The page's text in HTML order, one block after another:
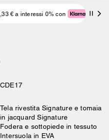
0% con
CDE17
Tela rivestita Signature e tomaia
in jacquard Signature
Fodera e sottopiede in tessuto
Intersuola in EVA